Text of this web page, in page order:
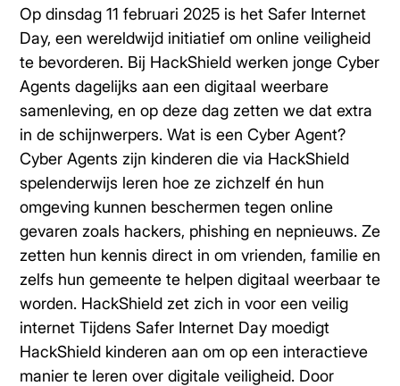
Op dinsdag 11 februari 2025 is het Safer Internet
Day, een wereldwijd initiatief om online veiligheid
te bevorderen. Bij HackShield werken jonge Cyber
Agents dagelijks aan een digitaal weerbare
samenleving, en op deze dag zetten we dat extra
in de schijnwerpers. Wat is een Cyber Agent?
Cyber Agents zijn kinderen die via HackShield
spelenderwijs leren hoe ze zichzelf én hun
omgeving kunnen beschermen tegen online
gevaren zoals hackers, phishing en nepnieuws. Ze
zetten hun kennis direct in om vrienden, familie en
zelfs hun gemeente te helpen digitaal weerbaar te
worden. HackShield zet zich in voor een veilig
internet Tijdens Safer Internet Day moedigt
HackShield kinderen aan om op een interactieve
manier te leren over digitale veiligheid. Door